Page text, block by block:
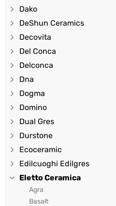
Dako
DeShun Ceramics
Decovita
Del Conca
Delconca
Dna
Dogma
Domino
Dual Gres
Durstone
Ecoceramic
Edilcuoghi Edilgres
Eletto Ceramica
Agra
Basalt